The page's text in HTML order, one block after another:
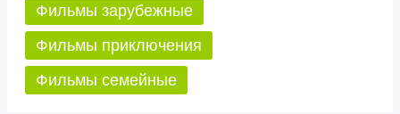
Фильмы зарубежные
Фильмы приключения
Фильмы семейные